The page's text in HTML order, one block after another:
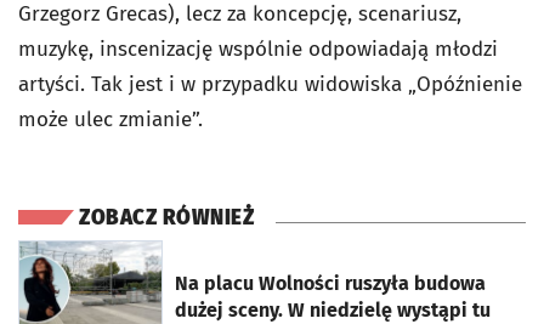
Grzegorz Grecas), lecz za koncepcję, scenariusz,
muzykę, inscenizację wspólnie odpowiadają młodzi
artyści. Tak jest i w przypadku widowiska „Opóźnienie
może ulec zmianie”.
ZOBACZ RÓWNIEŻ
Na placu Wolności ruszyła budowa
dużej sceny. W niedzielę wystąpi tu
otworzy się w nowej karcie